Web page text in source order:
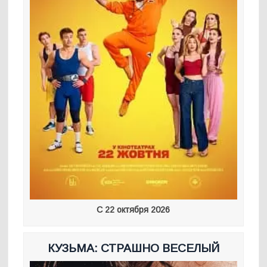
С 22 октября 2026
КУЗЬМА: СТРАШНО ВЕСЕЛЫЙ